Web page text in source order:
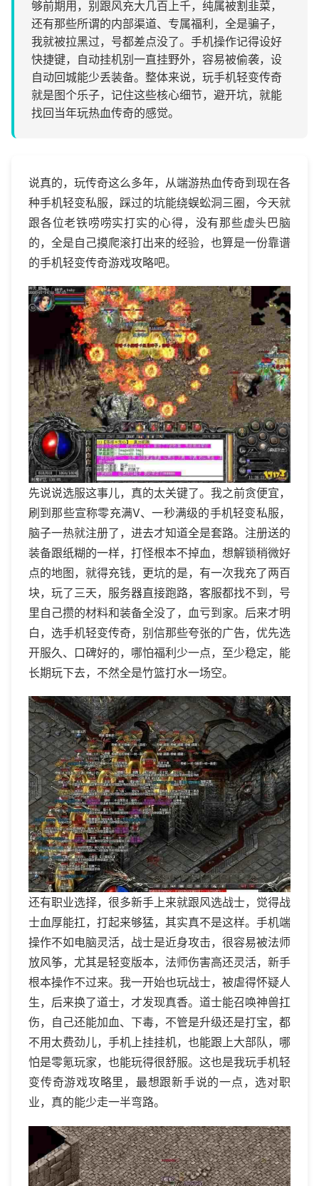
够前期用，别跟风充大几百上千，纯属被割韭菜，
还有那些所谓的内部渠道、专属福利，全是骗子，
我就被拉黑过，号都差点没了。手机操作记得设好
快捷键，自动挂机别一直挂野外，容易被偷袭，设
自动回城能少丢装备。整体来说，玩手机轻变传奇
就是图个乐子，记住这些核心细节，避开坑，就能
找回当年玩热血传奇的感觉。
说真的，玩传奇这么多年，从端游热血传奇到现在各
种手机轻变私服，踩过的坑能绕蜈蚣洞三圈，今天就
跟各位老铁唠唠实打实的心得，没有那些虚头巴脑
的，全是自己摸爬滚打出来的经验，也算是一份靠谱
的手机轻变传奇游戏攻略吧。
先说说选服这事儿，真的太关键了。我之前贪便宜，
刷到那些宣称零充满V、一秒满级的手机轻变私服，
脑子一热就注册了，进去才知道全是套路。注册送的
装备跟纸糊的一样，打怪根本不掉血，想解锁稍微好
点的地图，就得充钱，更坑的是，有一次我充了两百
块，玩了三天，服务器直接跑路，客服都找不到，号
里自己攒的材料和装备全没了，血亏到家。后来才明
白，选手机轻变传奇，别信那些夸张的广告，优先选
开服久、口碑好的，哪怕福利少一点，至少稳定，能
长期玩下去，不然全是竹篮打水一场空。
还有职业选择，很多新手上来就跟风选战士，觉得战
士血厚能扛，打起来够猛，其实真不是这样。手机端
操作不如电脑灵活，战士是近身攻击，很容易被法师
放风筝，尤其是轻变版本，法师伤害高还灵活，新手
根本操作不过来。我一开始也玩战士，被虐得怀疑人
生，后来换了道士，才发现真香。道士能召唤神兽扛
伤，自己还能加血、下毒，不管是升级还是打宝，都
不用太费劲儿，手机上挂挂机，也能跟上大部队，哪
怕是零氪玩家，也能玩得很舒服。这也是我玩手机轻
变传奇游戏攻略里，最想跟新手说的一点，选对职
业，真的能少走一半弯路。